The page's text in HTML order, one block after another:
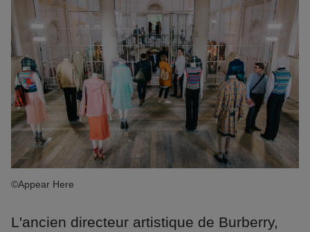
©Appear Here
L'ancien directeur artistique de Burberry,